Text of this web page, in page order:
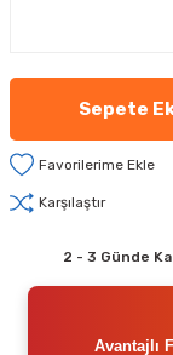
Sepete
Karşılaştır
2 - 3 Günde
Avantajlı